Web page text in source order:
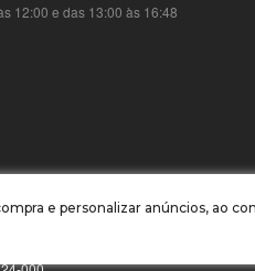
e personalizar anúncios, ao
12:00 e das 13:00 às 16:48